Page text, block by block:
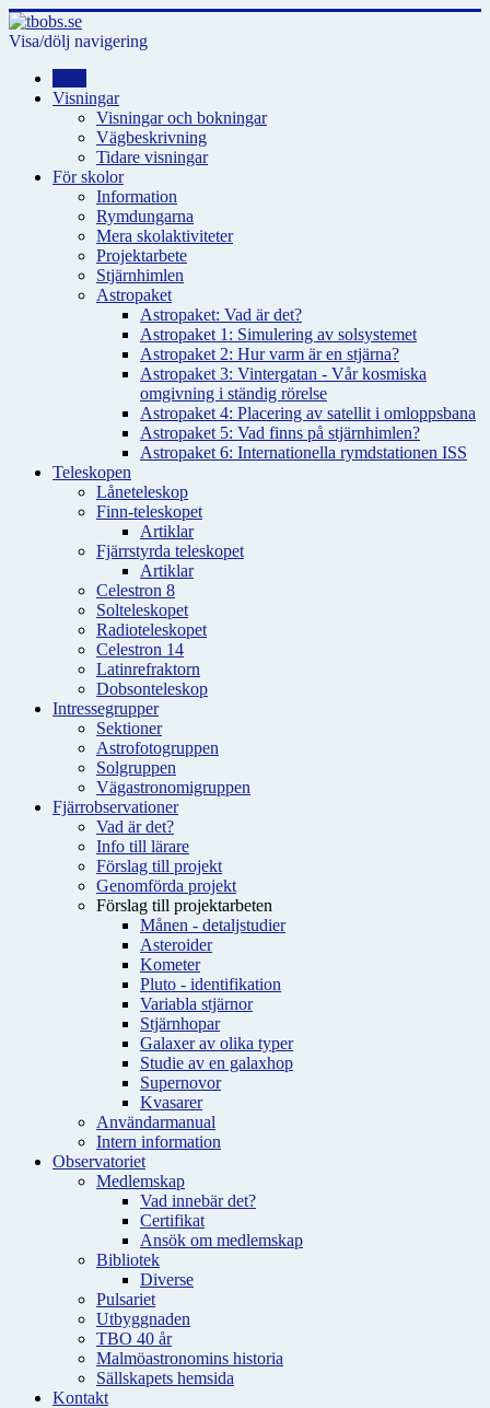
Visa/dölj navigering
Visningar
Visningar och bokningar
Vägbeskrivning
Tidare visningar
För skolor
Information
Rymdungarna
Mera skolaktiviteter
Projektarbete
Stjärnhimlen
Astropaket
Astropaket: Vad är det?
Astropaket 1: Simulering av solsystemet
Astropaket 2: Hur varm är en stjärna?
Astropaket 3: Vintergatan - Vår kosmiska
omgivning i ständig rörelse
Astropaket 4: Placering av satellit i omloppsbana
Astropaket 5: Vad finns på stjärnhimlen?
Astropaket 6: Internationella rymdstationen ISS
Teleskopen
Låneteleskop
Finn-teleskopet
Artiklar
Fjärrstyrda teleskopet
Artiklar
Celestron 8
Solteleskopet
Radioteleskopet
Celestron 14
Latinrefraktorn
Dobsonteleskop
Intressegrupper
Sektioner
Astrofotogruppen
Solgruppen
Vägastronomigruppen
Fjärrobservationer
Vad är det?
Info till lärare
Förslag till projekt
Genomförda projekt
Förslag till projektarbeten
Månen - detaljstudier
Asteroider
Kometer
Pluto - identifikation
Variabla stjärnor
Stjärnhopar
Galaxer av olika typer
Studie av en galaxhop
Supernovor
Kvasarer
Användarmanual
Intern information
Observatoriet
Medlemskap
Vad innebär det?
Certifikat
Ansök om medlemskap
Bibliotek
Diverse
Pulsariet
Utbyggnaden
TBO 40 år
Malmöastronomins historia
Sällskapets hemsida
Kontakt